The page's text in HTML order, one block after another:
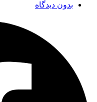
بدون دیدگاه